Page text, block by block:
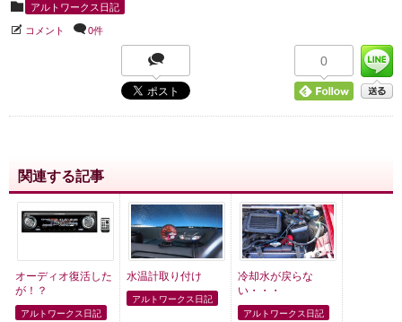
アルトワークス日記
コメント 0件
0
関連する記事
オーディオ復活した
が！？
アルトワークス日記
水温計取り付け
アルトワークス日記
冷却水が戻らな
い・・・
アルトワークス日記